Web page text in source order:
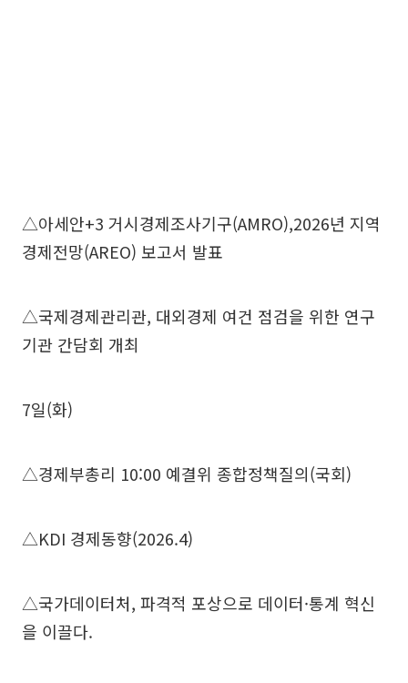
△아세안+3 거시경제조사기구(AMRO),2026년 지역
경제전망(AREO) 보고서 발표
△국제경제관리관, 대외경제 여건 점검을 위한 연구
기관 간담회 개최
7일(화)
△경제부총리 10:00 예결위 종합정책질의(국회)
△KDI 경제동향(2026.4)
△국가데이터처, 파격적 포상으로 데이터·통계 혁신
을 이끌다.